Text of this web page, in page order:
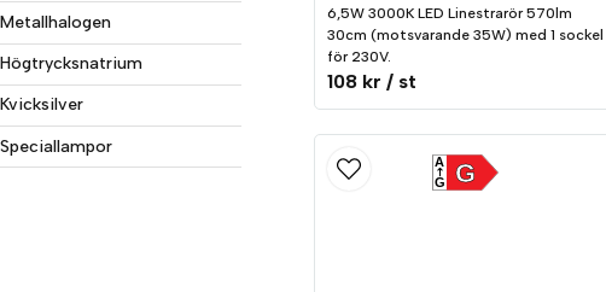
Metallhalogen
Högtrycksnatrium
Kvicksilver
Speciallampor
6,5W 3000K LED Linestrarör 570lm
30cm (motsvarande 35W) med 1 sockel
för 230V.
108 kr / st
G
A
G